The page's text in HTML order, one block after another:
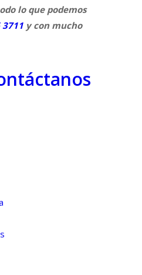
lo que podemos
3711 y con mucho